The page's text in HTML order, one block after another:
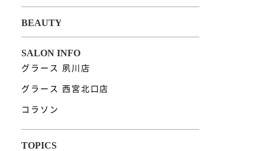
グラース 夙川店
グラース 西宮北口店
コラソン